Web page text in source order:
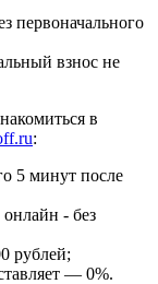
первоначального
взнос не
в
:
5 минут после
- без
рублей;
— 0%.